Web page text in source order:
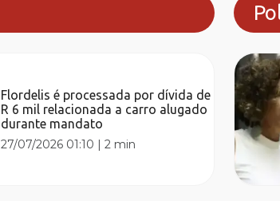
Flordelis é processada por dívida de
R 6 mil relacionada a carro alugado
durante mandato
27/07/2026 01:10 |2 min